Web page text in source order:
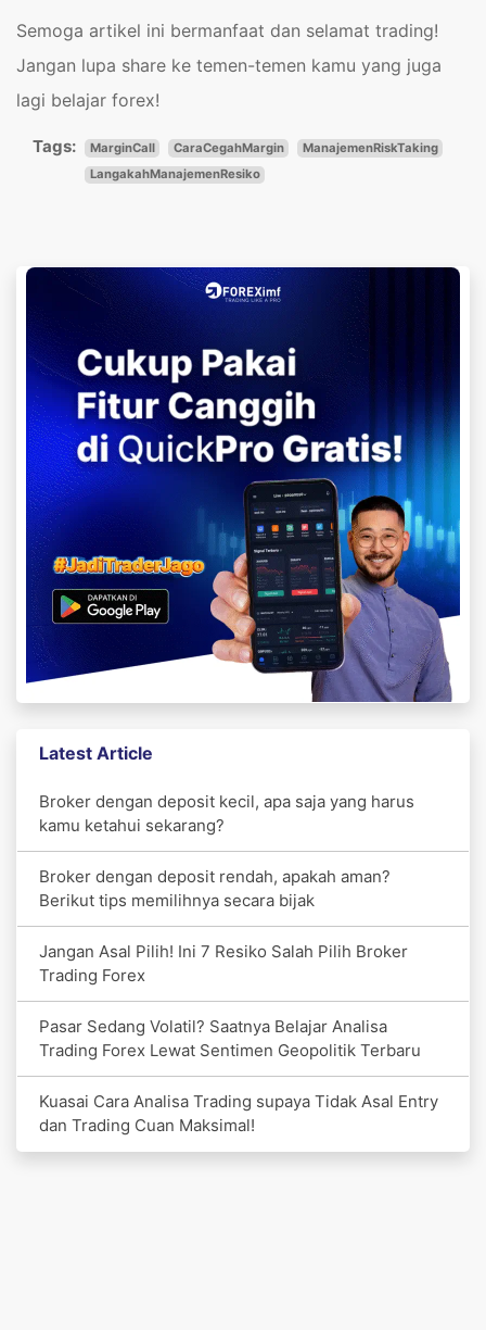
Semoga artikel ini bermanfaat dan selamat trading!
Jangan lupa share ke temen-temen kamu yang juga
lagi belajar forex!
Tags: MarginCall CaraCegahMargin
ManajemenRiskTaking
LangakahManajemenResiko
Latest Article
Broker dengan deposit kecil, apa saja yang harus
kamu ketahui sekarang?
Broker dengan deposit rendah, apakah aman?
Berikut tips memilihnya secara bijak
Jangan Asal Pilih! Ini 7 Resiko Salah Pilih Broker
Trading Forex
Pasar Sedang Volatil? Saatnya Belajar Analisa
Trading Forex Lewat Sentimen Geopolitik Terbaru
Kuasai Cara Analisa Trading supaya Tidak Asal Entry
dan Trading Cuan Maksimal!